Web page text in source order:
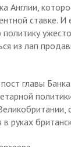
Англии,
ставке. И
из лап
главы
руках